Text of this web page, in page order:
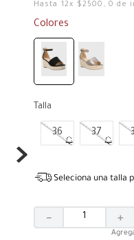
Hasta 12x $2500 ,0 de
Colores
Talla
36 37
Seleciona una talla
＋
－